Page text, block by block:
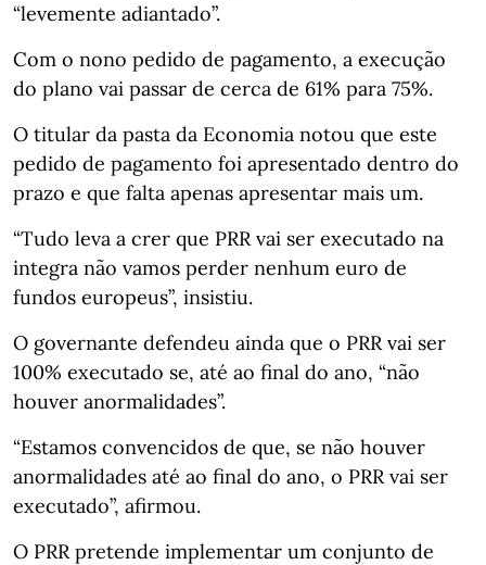
“levemente adiantado”.
Com o nono pedido de pagamento, a execução
do plano vai passar de cerca de 61% para 75%.
O titular da pasta da Economia notou que este
pedido de pagamento foi apresentado dentro do
prazo e que falta apenas apresentar mais um.
“Tudo leva a crer que PRR vai ser executado na
integra não vamos perder nenhum euro de
fundos europeus”, insistiu.
O governante defendeu ainda que o PRR vai ser
100% executado se, até ao final do ano, “não
houver anormalidades”.
“Estamos convencidos de que, se não houver
anormalidades até ao final do ano, o PRR vai ser
executado”, afirmou.
O PRR pretende implementar um conjunto de